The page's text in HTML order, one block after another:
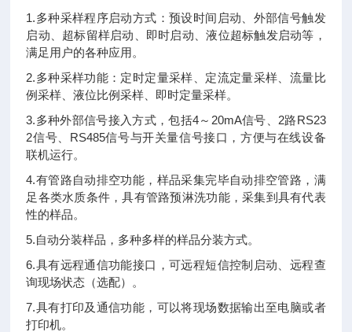
1.多种采样程序启动方式：预设时间启动、外部信号触发
启动、超标留样启动、即时启动、液位超标触发启动等，
满足用户的各种应用。
2.多种采样功能：定时定量采样、定流定量采样、流量比
例采样、液位比例采样、即时定量采样。
3.多种外部信号接入方式，包括4～20mA信号、2路RS23
2信号、RS485信号与开关量信号接口，方便与在线设备
联机运行。
4.有管路自动排空功能，样品采集完毕自动排空管路，满
足各类水质条件，具有管路预淋洗功能，采集到具有代表
性的样品。
5.自动分装样品，多种多样的样品分装方式。
6.具有远程通信功能接口，可远程短信控制启动、远程查
询现场状态（选配）。
7.具有打印及通信功能，可以将现场数据输出至电脑或者
打印机。